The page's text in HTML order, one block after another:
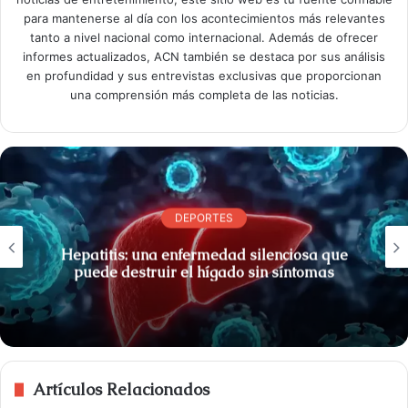
para mantenerse al día con los acontecimientos más relevantes
tanto a nivel nacional como internacional. Además de ofrecer
informes actualizados, ACN también se destaca por sus análisis
en profundidad y sus entrevistas exclusivas que proporcionan
una comprensión más completa de las noticias.
DEPORTES
Hepatitis: una enfermedad silenciosa que
puede destruir el hígado sin síntomas
Artículos Relacionados